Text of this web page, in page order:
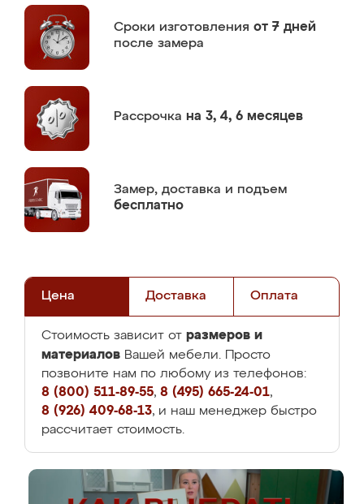
Сроки изготовления от 7 дней
после замера
Рассрочка на 3, 4, 6 месяцев
Замер, доставка и подъем
бесплатно
Цена Доставка Оплата
Стоимость зависит от размеров и
материалов Вашей мебели. Просто
позвоните нам по любому из телефонов:
8 (800) 511-89-55, 8 (495) 665-24-01,
8 (926) 409-68-13, и наш менеджер быстро
рассчитает стоимость.